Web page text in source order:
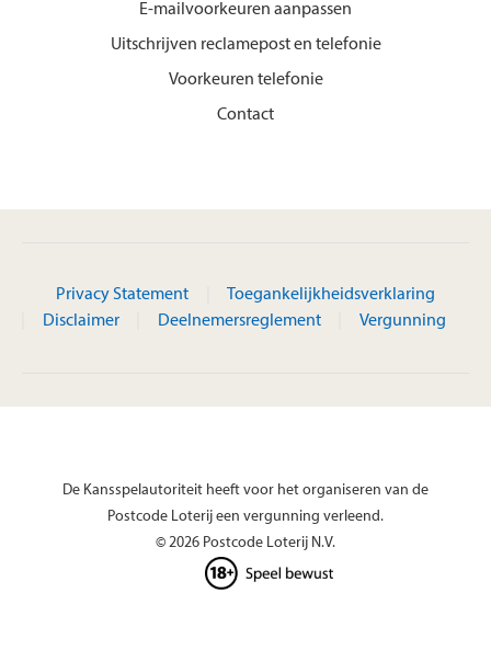
E-mailvoorkeuren aanpassen
Uitschrijven reclamepost en telefonie
Voorkeuren telefonie
Contact
Privacy Statement
Toegankelijkheidsverklaring
Disclaimer
Deelnemersreglement Vergunning
De Kansspelautoriteit heeft voor het organiseren van de
Postcode Loterij een vergunning verleend.
© 2026 Postcode Loterij N.V.